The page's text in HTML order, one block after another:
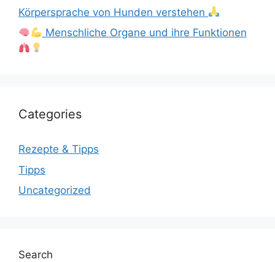
Körpersprache von Hunden verstehen
Menschliche Organe und ihre Funktionen
Categories
Rezepte & Tipps
Tipps
Uncategorized
Search